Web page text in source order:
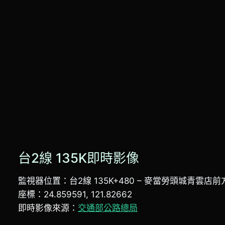
台2線 135K即時影像
監視器位置：台2線 135K+480 – 麥當勞頭城青雲店前
座標：24.859591, 121.82662
即時影像來源： 交通部公路總局